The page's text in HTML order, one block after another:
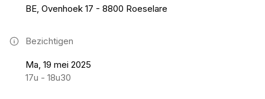
BE, Ovenhoek 17 - 8800 Roeselare
Bezichtigen
Ma, 19 mei 2025
17u - 18u30